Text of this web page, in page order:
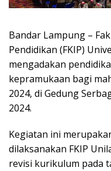
Bandar Lampung –
Pendidikan (FKIP)
mengadakan
kepramukaan bagi
2024, di Gedung
2024.
Kegiatan ini
dilaksanakan FKIP
revisi kurikulum pada